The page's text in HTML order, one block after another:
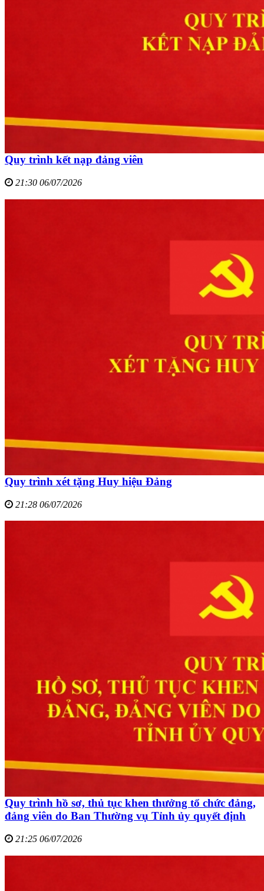
Quy trình kết nạp đảng viên
21:30 06/07/2026
Quy trình xét tặng Huy hiệu Đảng
21:28 06/07/2026
Quy trình hồ sơ, thủ tục khen thưởng tổ chức đảng,
đảng viên do Ban Thường vụ Tỉnh ủy quyết định
21:25 06/07/2026